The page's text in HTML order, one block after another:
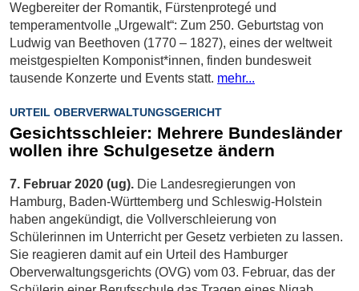
Wegbereiter der Romantik, Fürstenprotegé und
temperamentvolle „Urgewalt“: Zum 250. Geburtstag von
Ludwig van Beethoven (1770 – 1827), eines der weltweit
meistgespielten Komponist*innen, finden bundesweit
tausende Konzerte und Events statt. mehr...
URTEIL OBERVERWALTUNGSGERICHT
Gesichtsschleier: Mehrere Bundesländer
wollen ihre Schulgesetze ändern
7. Februar 2020 (ug). Die Landesregierungen von
Hamburg, Baden-Württemberg und Schleswig-Holstein
haben angekündigt, die Vollverschleierung von
Schülerinnen im Unterricht per Gesetz verbieten zu lassen.
Sie reagieren damit auf ein Urteil des Hamburger
Oberverwaltungsgerichts (OVG) vom 03. Februar, das der